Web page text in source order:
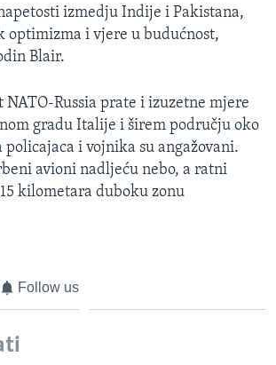
izmedju Indije i Pakistana,
optimizma i vjere u budućnost,
Blair.
Russia prate i izuzetne mjere
gradu Italije i širem području oko
i vojnika su angažovani.
avioni nadljeću nebo, a ratni
kilometara duboku zonu
Follow us